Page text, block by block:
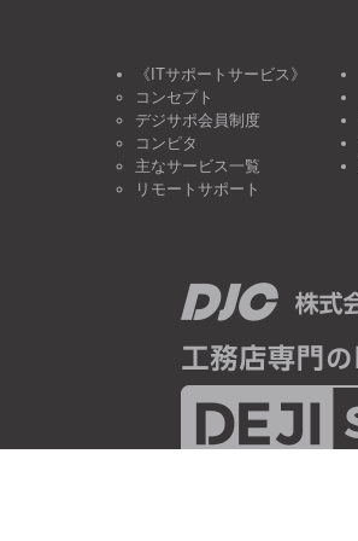
《ITサポートサービス》
コンセプト
デジサポ会員制度
コンピタ
主なサービス一覧
リモートサポート